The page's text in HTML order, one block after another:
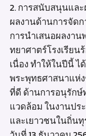
2. การสนับสนุนแล
ผลงานด้านการจัด
การนำเสนอผลงา
ทยาศาตร์โรงเรียน
เนื่อง ทำให้ในปีนี้
พระพุทธศาสนาแห่
ที่ดี ด้านการอนุรักษ์
แวดล้อม ในงานป
และเยาวชนในถิ่น